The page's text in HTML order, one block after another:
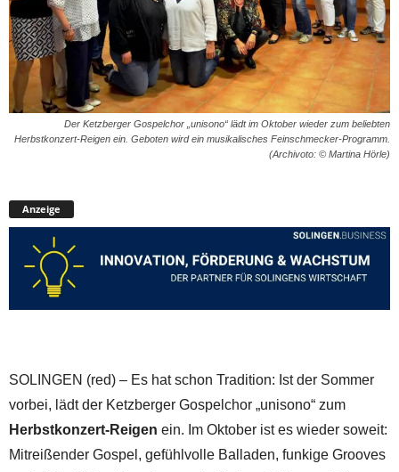
Der Ketzberger Gospelchor „unisono“ lädt im Oktober wieder zum beliebten
Herbstkonzert-Reigen ein. Geboten wird ein musikalisches Feinschmecker-Programm.
(Archivoto: © Martina Hörle)
Anzeige
SOLINGEN (red) – Es hat schon Tradition: Ist der Sommer
vorbei, lädt der Ketzberger Gospelchor „unisono“ zum
Herbstkonzert-Reigen ein. Im Oktober ist es wieder soweit:
Mitreißender Gospel, gefühlvolle Balladen, funkige Grooves